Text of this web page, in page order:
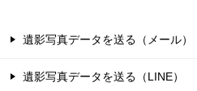
遺影写真データを送る（メール）
遺影写真データを送る（LINE）